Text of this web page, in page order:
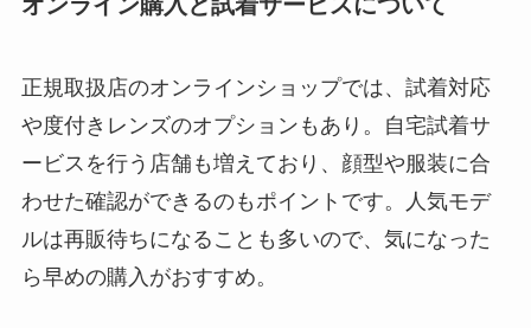
正規取扱店のオンラインショップでは、試着対応
や度付きレンズのオプションもあり。自宅試着サ
ービスを行う店舗も増えており、顔型や服装に合
わせた確認ができるのもポイントです。人気モデ
ルは再販待ちになることも多いので、気になった
ら早めの購入がおすすめ。